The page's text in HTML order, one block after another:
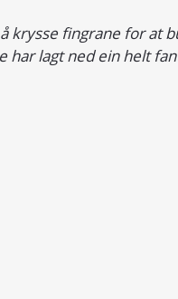
krysse fingrane for at
har lagt ned ein helt